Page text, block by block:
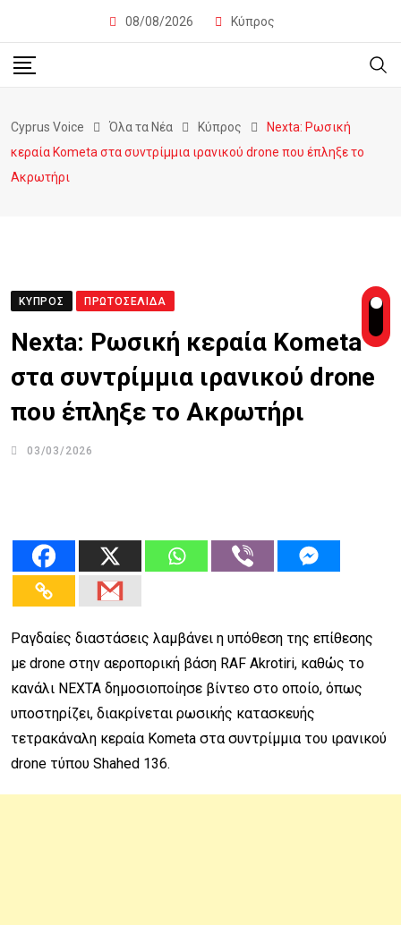
08/08/2026 Κύπρος
Cyprus Voice Όλα τα Νέα Κύπρος
Nexta: Ρωσική
κεραία Kometa στα συντρίμμια ιρανικού drone που έπληξε το
Ακρωτήρι
ΚΎΠΡΟΣ ΠΡΩΤΟΣΈΛΙΔΑ
Nexta: Ρωσική κεραία Kometa
στα συντρίμμια ιρανικού drone
που έπληξε το Ακρωτήρι
03/03/2026
Ραγδαίες διαστάσεις λαμβάνει η υπόθεση της επίθεσης
με drone στην αεροπορική βάση RAF Akrotiri, καθώς το
κανάλι NEXTA δημοσιοποίησε βίντεο στο οποίο, όπως
υποστηρίζει, διακρίνεται ρωσικής κατασκευής
τετρακάναλη κεραία Kometa στα συντρίμμια του ιρανικού
drone τύπου Shahed 136.